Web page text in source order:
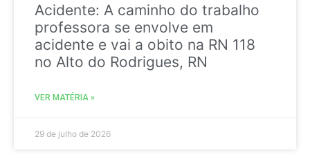
Acidente: A caminho do trabalho
professora se envolve em
acidente e vai a obito na RN 118
no Alto do Rodrigues, RN
VER MATÉRIA »
29 de julho de 2026